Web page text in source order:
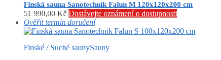
Finská sauna Sanotechnik Falun M 120x120x200 cm
51 990,00 Kč Dostávejte oznámení o dostupnosti
Ověřit termín doručení
Finské / Suché saunySauny